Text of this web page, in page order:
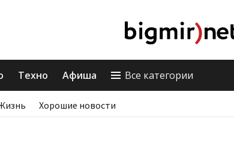
Техно Афиша Все категории
Хорошие новости